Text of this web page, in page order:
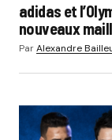
adidas et
nouveaux
ParAlexandre